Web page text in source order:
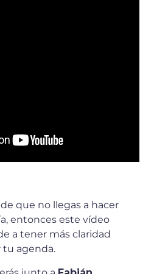
que no llegas a hacer
entonces este vídeo
a tener más claridad
tu agenda.